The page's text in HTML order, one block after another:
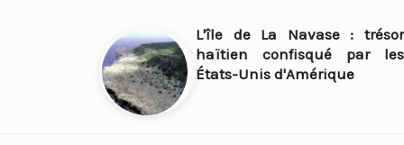
L'île de La Navase : trésor
haïtien confisqué par les
États-Unis d'Amérique